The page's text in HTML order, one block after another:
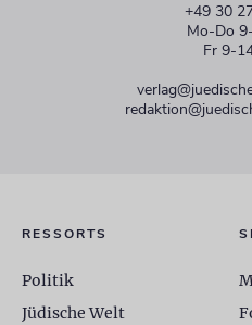
+49 30
Mo-Do
Fr 9-
RESSORTS
Politik
Jüdische Welt